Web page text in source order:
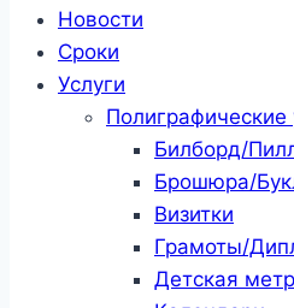
Новости
Сроки
Услуги
Полиграфические
Билборд/
Брошюра/
Визитки
Грамоты/
Детская